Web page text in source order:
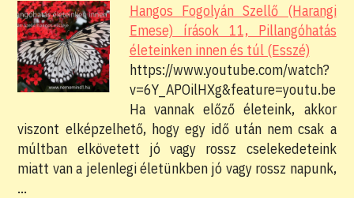
Hangos Fogolyán Szellő (Harangi
Emese) írások 11, Pillangóhatás
életeinken innen és túl (Esszé)
https://www.youtube.com/watch?
v=6Y_APOilHXg&feature=youtu.be
Ha vannak előző életeink, akkor
viszont elképzelhető, hogy egy idő után nem csak a
múltban elkövetett jó vagy rossz cselekedeteink
miatt van a jelenlegi életünkben jó vagy rossz napunk,
…